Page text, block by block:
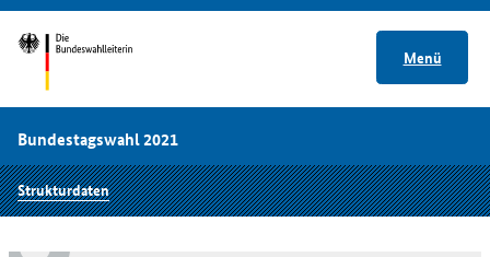
Menü
Bundestagswahl 2021
Strukturdaten